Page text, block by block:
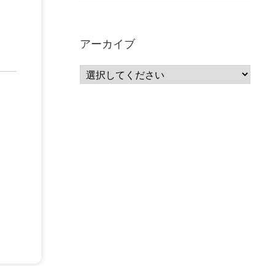
アーカイブ